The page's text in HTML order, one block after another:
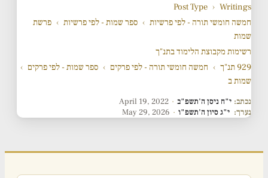
Post Type › Writings
חמשה חומשי תורה - לפי פרשיות › ספר שמות - לפי פרשיות › פרשת
שמות
רשימות מקבוצת הלימוד בתנ"ך
929 תנ"ך
› חמשה חומשי תורה - לפי פרקים › ספר שמות - לפי פרקים ›
שמות ב
נכתב: י"ח ניסן ה'תשפ"ב ·
April 19, 2022
נערך: י"ג סיון ה'תשפ"ו ·
May 29, 2026